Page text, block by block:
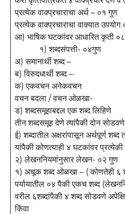
प्रत्येक वाक्प्रचाराचा अर्थ – ०१ गुण
प्रत्येक वाक्प्रचाराचा वाक्यात
आ) भाषिक घटकांवर आधारित कृती
१) शब्दसंपत्ती- ०४गुण
अ) समानार्थी शब्द –
ब) विरुदधार्थी शब्द –
क) एकवचन अनेकवचन
वचन बदला / वचन ओळखा-
ड) शब्दसमूहाबद्दल एक शब्द लिहिणे
तीन शब्दसमूह देणे त्यांपैकी दोन सोडवणे
ई) शब्दातील अक्षरांपासून अर्थपूर्ण
यांपैकी कोणत्याही ४ घटकांवर
२) लेखननियमांनुसार लेखन- ०२ गुण
१) अचूक शब्द ओळखा – ( कोणतेही ६
पर्यायातील ०४ पैकी एकच शब्द
वरील ६शब्दांपैकी ४ शब्द सोडवणे
किंवा